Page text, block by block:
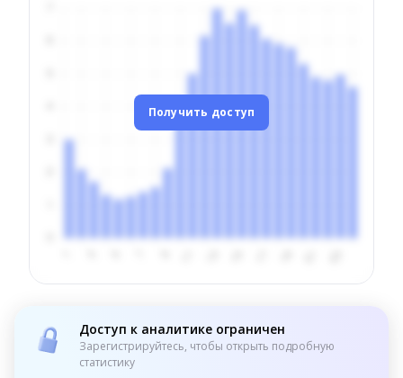
Получить доступ
Доступ к аналитике ограничен
Зарегистрируйтесь, чтобы открыть подробную
статистику